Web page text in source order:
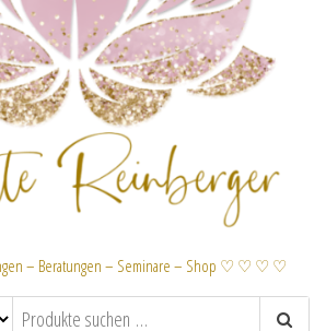
– Beratungen – Seminare – Shop ♡ ♡ ♡ ♡